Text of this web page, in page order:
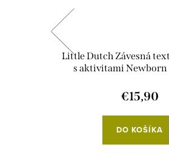
Little Dutch Závesná
s aktivitami Newborn
€15,90
DO KOŠÍKA